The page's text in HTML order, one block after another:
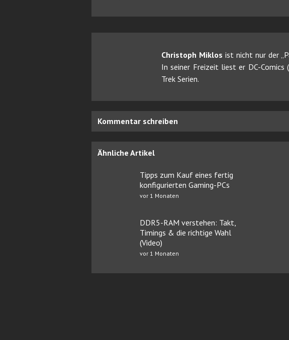
Christoph Miklos ist nicht nur der
In seiner Freizeit liest er DC-
Trek Serien.
Kommentar schreiben
Ähnliche Artikel
Tipps zum Kauf eines fertig
konfigurierten Gaming-PCs
vor 1 Monaten
DDR5-RAM verstehen: Takt,
Timings & die richtige Wahl
(Video)
vor 1 Monaten